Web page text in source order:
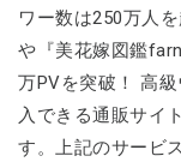
ワー数は250万人
や『美花嫁図鑑
万PVを突破！ 高
入できる通販サイ
す。上記のサービ